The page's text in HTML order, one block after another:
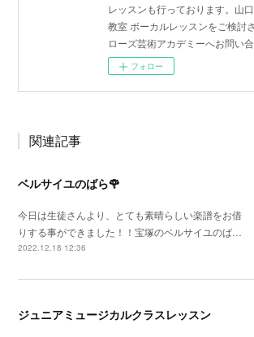
レッスンも行っております。山
教室 ボーカルレッスンをご検討
ローズ芸術アカデミーへお問い合
フォロー
関連記事
ベルサイユのばら🌹
今日は生徒さんより、とても素晴らしい楽譜をお借
りする事ができました！！宝塚のベルサイユのば…
2022.12.18 12:36
ジュニアミュージカルクラスレッスン